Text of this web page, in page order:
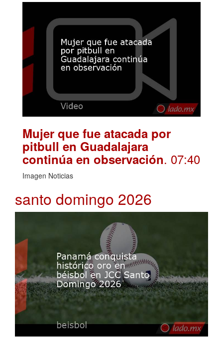
Mujer que fue atacada por
pitbull en Guadalajara
continúa en observación. 07:40
Imagen Noticias
santo domingo 2026